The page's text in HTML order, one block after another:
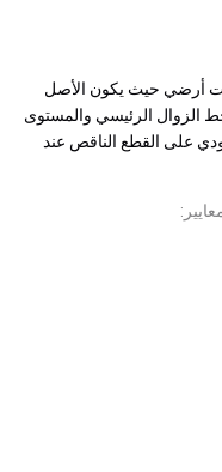
أرضي حيث يكون الأصل
الزوال الرئيسي والمستوى
على القطع الناقص عند